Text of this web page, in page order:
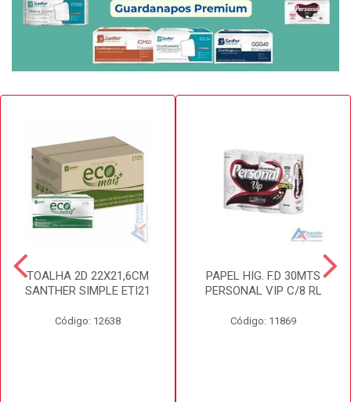
TOALHA 2D 22X21,6CM
SANTHER SIMPLE ETI21
Código: 12638
PAPEL HIG. F.D 30MTS
PERSONAL VIP C/8 RL
Código: 11869